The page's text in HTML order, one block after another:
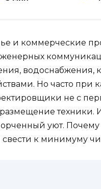
и коммерческие
водоснабжения,
Но часто при
не с
техники.
уют. Почему
к минимуму